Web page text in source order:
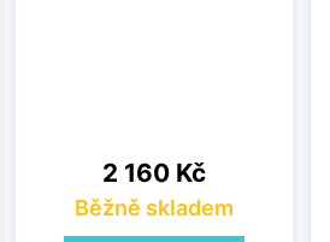
Cena
2 160 Kč
Běžně skladem